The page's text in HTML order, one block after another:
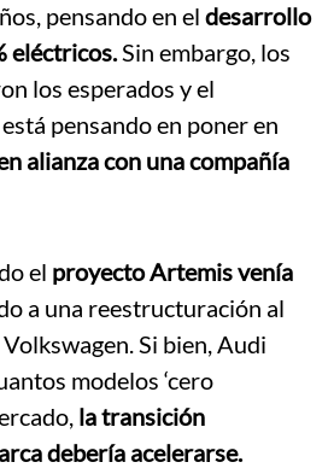
pensando en el desarrollo
eléctricos.Sin embargo, los
los esperados y el
pensando en poner en
en alianza con una compañía
el proyecto Artemis venía
a una reestructuración al
Si bien, Audi
modelos ‘cero
la transición
debería acelerarse.